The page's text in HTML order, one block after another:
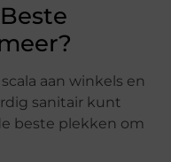
aan winkels en
sanitair kunt
beste plekken om